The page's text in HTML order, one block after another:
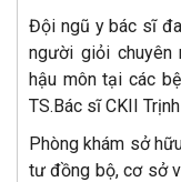
Đội ngũ y bác sĩ
người giỏi chuyên
hậu môn tại các
TS.Bác sĩ CKII
Phòng khám sở
tư đồng bộ, cơ sở